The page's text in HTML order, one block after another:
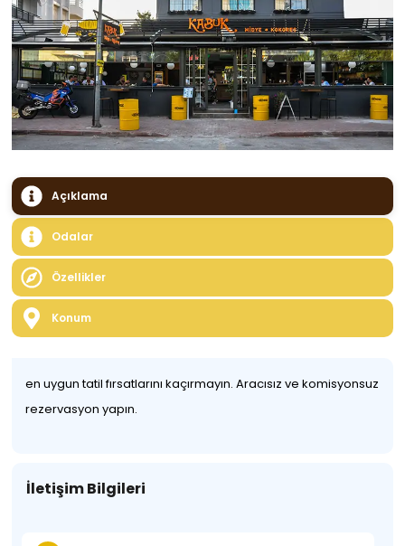
Açıklama
Odalar
Özellikler
Konum
en uygun tatil fırsatlarını kaçırmayın. Aracısız ve komisyonsuz
rezervasyon yapın.
İletişim Bilgileri